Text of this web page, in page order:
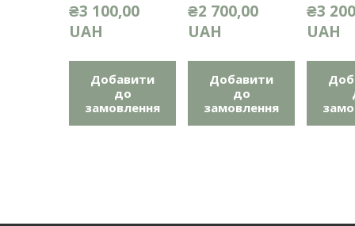
₴3 100,00
UAH
Добавити
до
замовлення
₴2 700,00
UAH
Добавити
до
замовлення
₴3
UAH